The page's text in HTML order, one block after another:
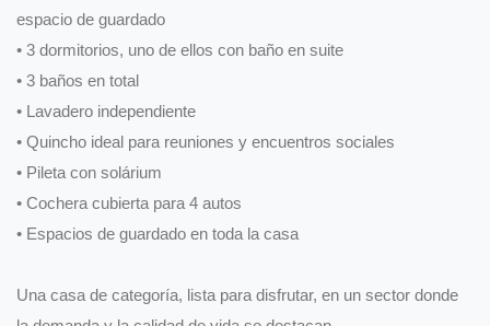
espacio de guardado
• 3 dormitorios, uno de ellos con baño en suite
• 3 baños en total
• Lavadero independiente
• Quincho ideal para reuniones y encuentros sociales
• Pileta con solárium
• Cochera cubierta para 4 autos
• Espacios de guardado en toda la casa
Una casa de categoría, lista para disfrutar, en un sector donde